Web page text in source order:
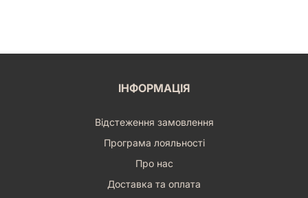
ІНФОРМАЦІЯ
Відстеження замовлення
Програма лояльності
Про нас
Доставка та оплата